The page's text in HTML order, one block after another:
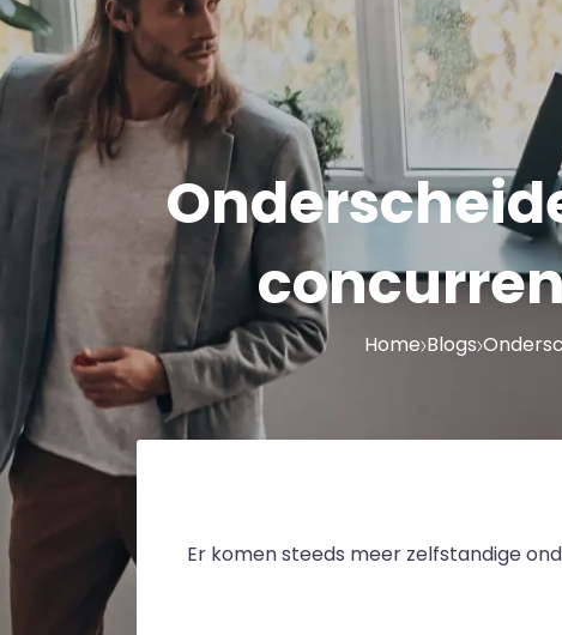
Home Blogs
Er komen steeds meer zelfstandige